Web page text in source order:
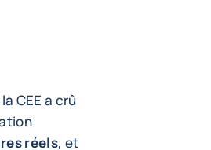
CEE a crû
réels, et